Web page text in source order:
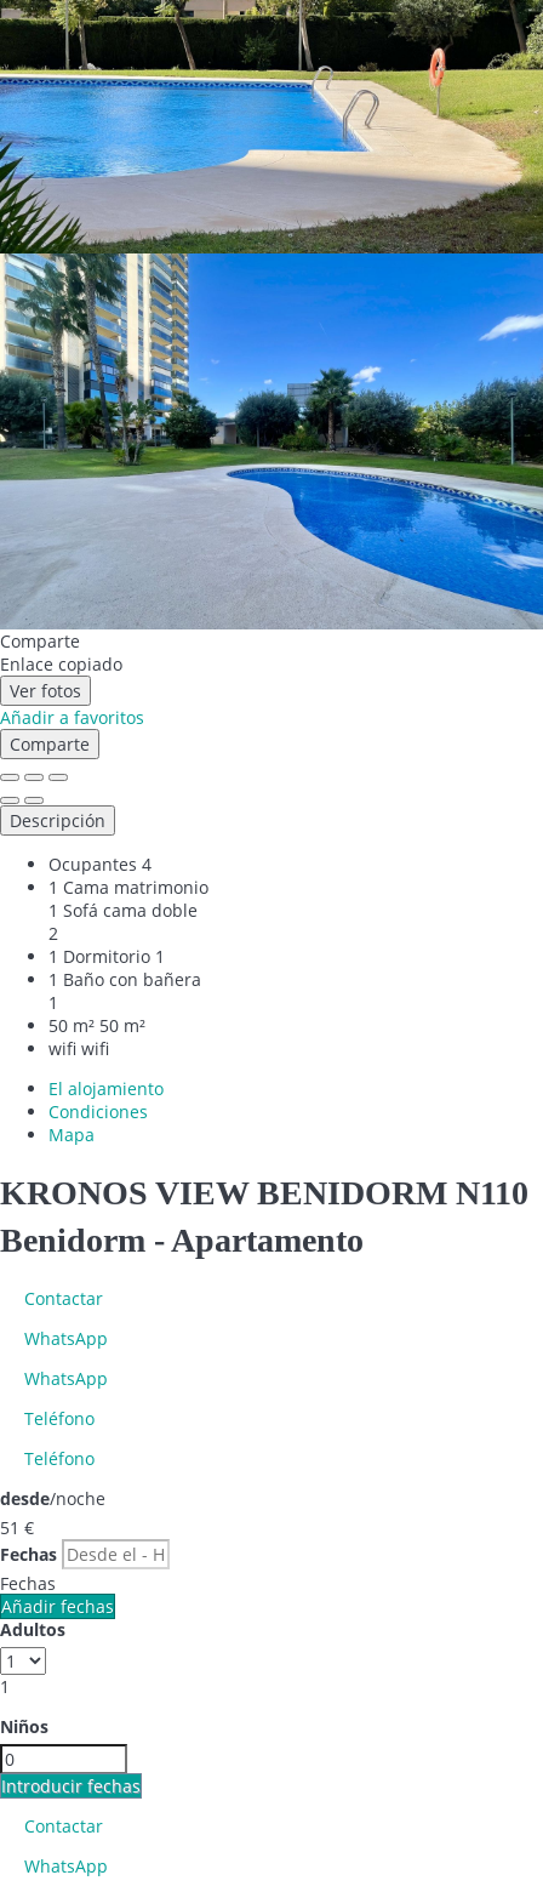
Comparte
Enlace copiado
Ver fotos
Añadir a favoritos
Comparte
Descripción
Ocupantes 4
1 Cama matrimonio
1 Sofá cama doble
2
1 Dormitorio 1
1 Baño con bañera
1
50 m² 50 m²
wifi wifi
El alojamiento
Condiciones
Mapa
KRONOS VIEW BENIDORM N110
Benidorm -Apartamento
Contactar
WhatsApp
WhatsApp
Teléfono
Teléfono
desde/noche
51 €
Fechas
Fechas
Añadir fechas
Adultos
1
Niños
Introducir fechas
Contactar
WhatsApp